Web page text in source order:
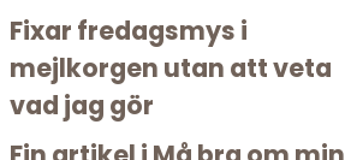
Fixar fredagsmys i
mejlkorgen utan att veta
vad jag gör